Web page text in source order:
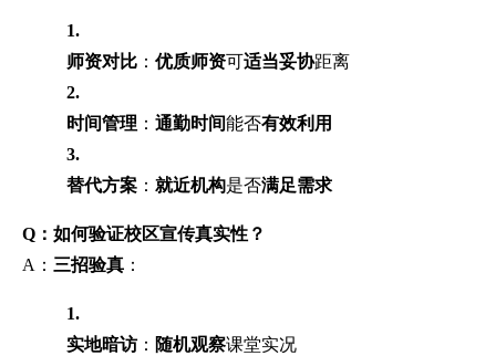
1.
师资对比 ： 优质师资可适当妥协距离
2.
时间管理 ： 通勤时间能否有效利用
3.
替代方案 ： 就近机构是否满足需求
Q：如何验证校区宣传真实性？
A： 三招验真 ：
1.
实地暗访： 随机观察课堂实况